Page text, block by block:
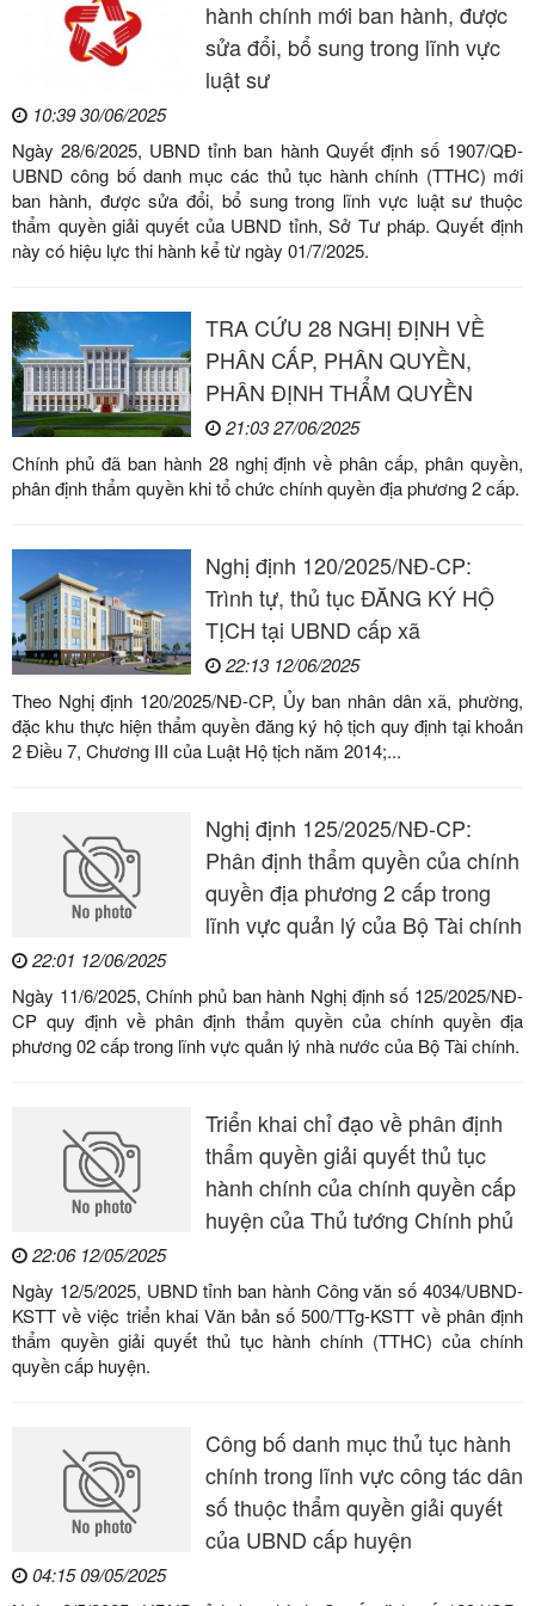
hành chính mới ban hành, được
sửa đổi, bổ sung trong lĩnh vực
luật sư
10:39 30/06/2025
Ngày 28/6/2025, UBND tỉnh ban hành Quyết định số 1907/QĐ-
UBND công bố danh mục các thủ tục hành chính (TTHC) mới
ban hành, được sửa đổi, bổ sung trong lĩnh vực luật sư thuộc
thẩm quyền giải quyết của UBND tỉnh, Sở Tư pháp. Quyết định
này có hiệu lực thi hành kể từ ngày 01/7/2025.
TRA CỨU 28 NGHỊ ĐỊNH VỀ
PHÂN CẤP, PHÂN QUYỀN,
PHÂN ĐỊNH THẨM QUYỀN
21:03 27/06/2025
Chính phủ đã ban hành 28 nghị định về phân cấp, phân quyền,
phân định thẩm quyền khi tổ chức chính quyền địa phương 2 cấp.
Nghị định 120/2025/NĐ-CP:
Trình tự, thủ tục ĐĂNG KÝ HỘ
TỊCH tại UBND cấp xã
22:13 12/06/2025
Theo Nghị định 120/2025/NĐ-CP, Ủy ban nhân dân xã, phường,
đặc khu thực hiện thẩm quyền đăng ký hộ tịch quy định tại khoản
2 Điều 7, Chương III của Luật Hộ tịch năm 2014;...
Nghị định 125/2025/NĐ-CP:
Phân định thẩm quyền của chính
quyền địa phương 2 cấp trong
lĩnh vực quản lý của Bộ Tài chính
22:01 12/06/2025
Ngày 11/6/2025, Chính phủ ban hành Nghị định số 125/2025/NĐ-
CP quy định về phân định thẩm quyền của chính quyền địa
phương 02 cấp trong lĩnh vực quản lý nhà nước của Bộ Tài chính.
Triển khai chỉ đạo về phân định
thẩm quyền giải quyết thủ tục
hành chính của chính quyền cấp
huyện của Thủ tướng Chính phủ
22:06 12/05/2025
Ngày 12/5/2025, UBND tỉnh ban hành Công văn số 4034/UBND-
KSTT về việc triển khai Văn bản số 500/TTg-KSTT về phân định
thẩm quyền giải quyết thủ tục hành chính (TTHC) của chính
quyền cấp huyện.
Công bố danh mục thủ tục hành
chính trong lĩnh vực công tác dân
số thuộc thẩm quyền giải quyết
của UBND cấp huyện
04:15 09/05/2025